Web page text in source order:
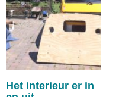
Het interieur er in